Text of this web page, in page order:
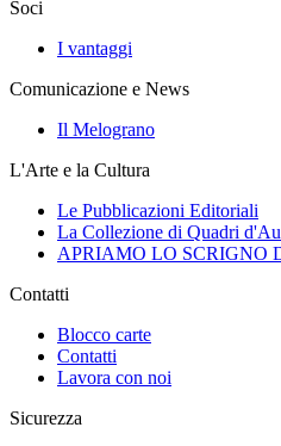
Soci
I vantaggi
Comunicazione e News
Il Melograno
L'Arte e la Cultura
Le Pubblicazioni Editoriali
La Collezione di Quadri
APRIAMO LO SCRIGNO
Contatti
Blocco carte
Contatti
Lavora con noi
Sicurezza